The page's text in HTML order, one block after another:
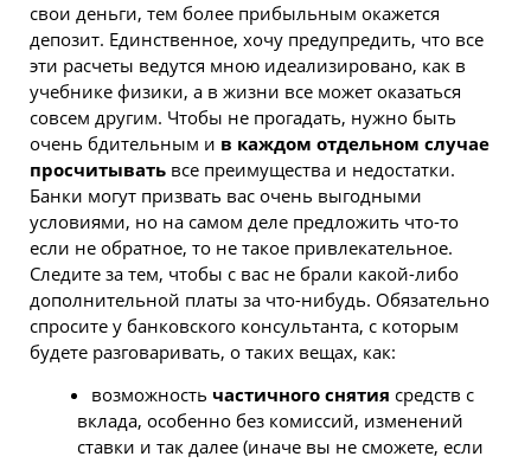
свои деньги, тем более прибыльным окажется
депозит. Единственное, хочу предупредить, что все
эти расчеты ведутся мною идеализировано, как в
учебнике физики, а в жизни все может оказаться
совсем другим. Чтобы не прогадать, нужно быть
очень бдительным и в каждом отдельном случае
просчитывать все преимущества и недостатки.
Банки могут призвать вас очень выгодными
условиями, но на самом деле предложить что-то
если не обратное, то не такое привлекательное.
Следите за тем, чтобы с вас не брали какой-либо
дополнительной платы за что-нибудь. Обязательно
спросите у банковского консультанта, с которым
будете разговаривать, о таких вещах, как:
возможность частичного снятия средств с
вклада, особенно без комиссий, изменений
ставки и так далее (иначе вы не сможете, если